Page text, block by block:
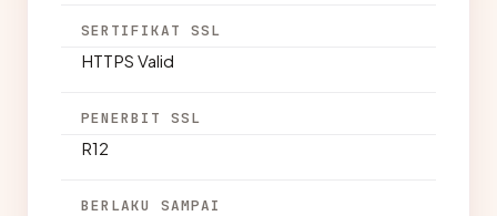
SERTIFIKAT SSL
HTTPS Valid
PENERBIT SSL
R12
BERLAKU SAMPAI